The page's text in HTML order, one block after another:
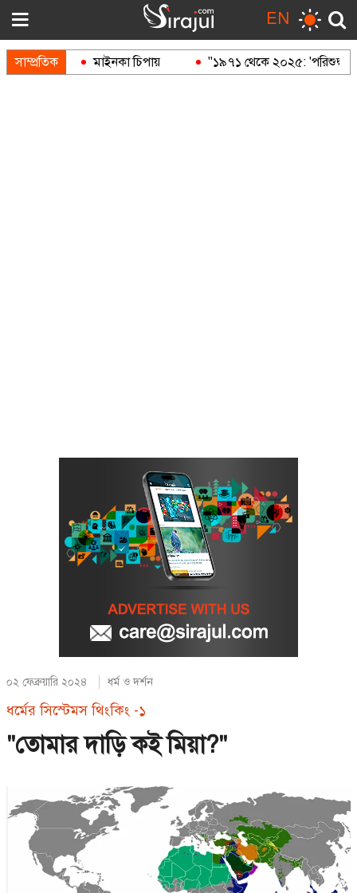
EN
সাম্প্রতিক মাইনকা চিপায় "১৯৭১ থেকে ২০২৫: 'পরিশুদ্ধ'
০২ ফেব্রুয়ারি ২০২৪ ধর্ম ও দর্শন
ধর্মের সিস্টেমস থিংকিং -১
"তোমার দাড়ি কই মিয়া?"